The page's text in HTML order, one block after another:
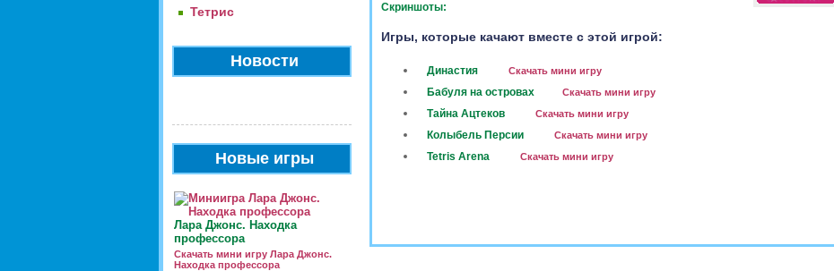
Тетрис
Новости
Новые игры
Лара Джонс. Находка
профессора
Скачать мини игру Лара Джонс.
Находка профессора
Скриншоты:
Игры, которые качают вместе с этой игрой:
Династия Скачать мини игру
Бабуля на островах Скачать мини игру
Тайна Ацтеков Скачать мини игру
Колыбель Персии Скачать мини игру
Tetris Arena Скачать мини игру